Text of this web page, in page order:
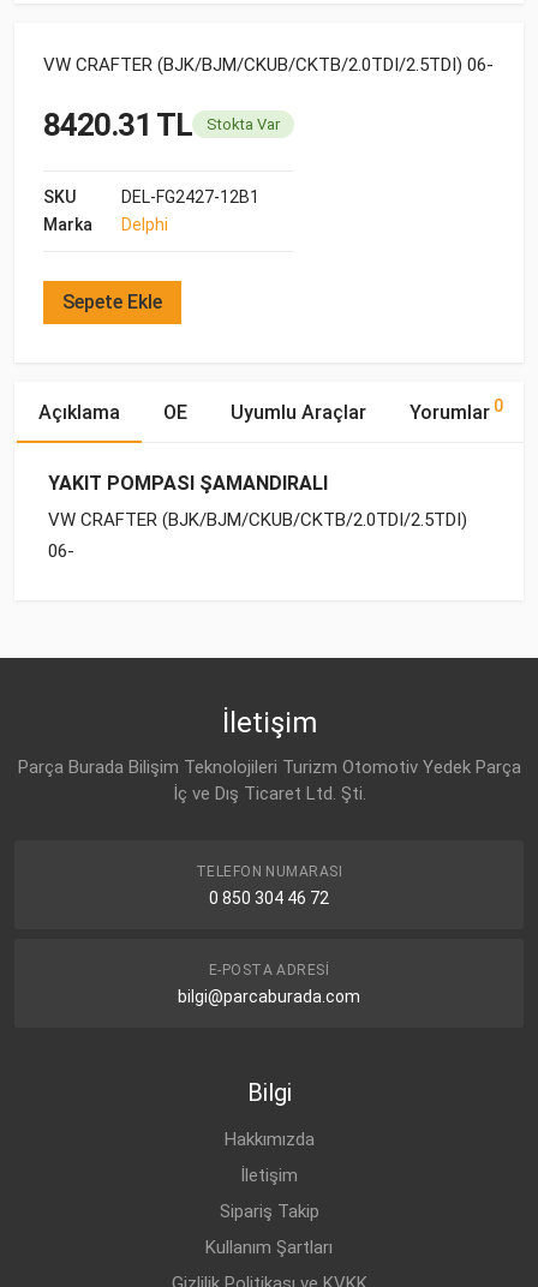
VW CRAFTER (BJK/BJM/CKUB/CKTB/2.0TDI/2.5TDI) 06-
8420.31 TL Stokta Var
SKU
DEL-FG2427-12B1
Marka
Delphi
Sepete Ekle
Açıklama OE Uyumlu Araçlar Yorumlar 0
YAKIT POMPASI ŞAMANDIRALI
VW CRAFTER (BJK/BJM/CKUB/CKTB/2.0TDI/2.5TDI)
06-
VW
İletişim
Parça Burada Bilişim Teknolojileri Turizm Otomotiv Yedek Parça
İç ve Dış Ticaret Ltd. Şti.
TELEFON NUMARASI
0 850 304 46 72
E-POSTA ADRESI
bilgi@parcaburada.com
Bilgi
Hakkımızda
İletişim
Sipariş Takip
Kullanım Şartları